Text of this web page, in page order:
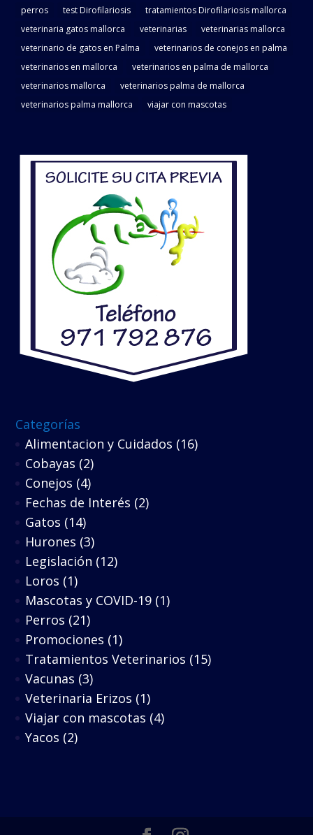
perros
test Dirofilariosis
tratamientos Dirofilariosis mallorca
veterinaria gatos mallorca
veterinarias
veterinarias mallorca
veterinario de gatos en Palma
veterinarios de conejos en palma
veterinarios en mallorca
veterinarios en palma de mallorca
veterinarios mallorca
veterinarios palma de mallorca
veterinarios palma mallorca
viajar con mascotas
Categorías
Alimentacion y Cuidados (16)
Cobayas (2)
Conejos (4)
Fechas de Interés (2)
Gatos (14)
Hurones (3)
Legislación (12)
Loros (1)
Mascotas y COVID-19 (1)
Perros (21)
Promociones (1)
Tratamientos Veterinarios (15)
Vacunas (3)
Veterinaria Erizos (1)
Viajar con mascotas (4)
Yacos (2)